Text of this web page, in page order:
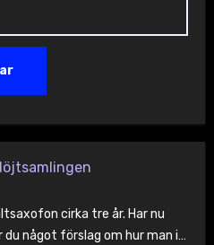
cirka tre år. Har nu
du något förslag om hur man i…